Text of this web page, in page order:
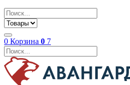
0 Корзина 0 7